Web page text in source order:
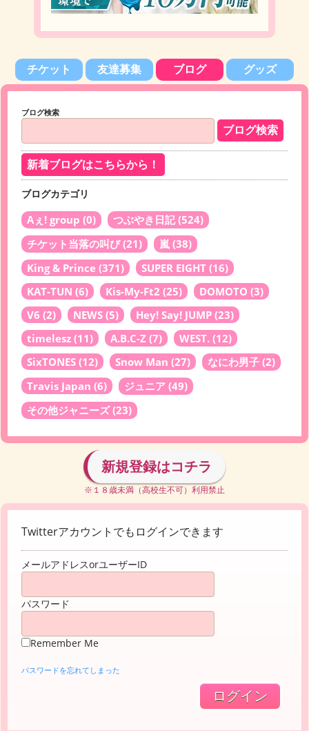
チケット 友達募集 ブログ グッズ
ブログ検索
新着ブログはこちらから！
ブログカテゴリ
Aぇ! group (0) つぶやき日記(524)
チケット当落の叫び(21) 嵐 (38)
King & Prince (371) SUPER EIGHT (16)
KAT-TUN (6) Kis-My-Ft2 (25) DOMOTO (3)
V6 (2) NEWS (5) Hey! Say! JUMP (23)
timelesz (11) A.B.C-Z (7) WEST. (12)
SixTONES (12) Snow Man (27) なにわ男子 (2)
Travis Japan (6) ジュニア (49)
その他ジャニーズ(23)
新規登録はコチラ
※１８歳未満（高校生不可）利用禁止
Twitterアカウントでもログインできます
メールアドレスorユーザーID
パスワード
Remember Me
パスワードを忘れてしまった